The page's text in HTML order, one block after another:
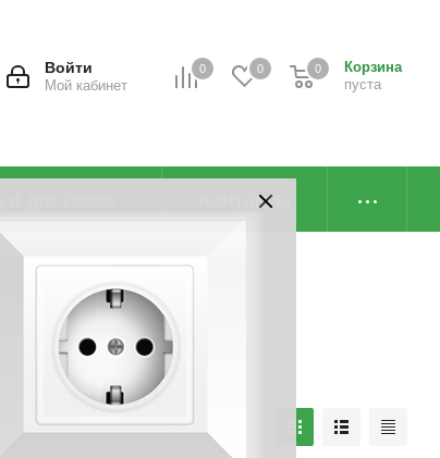
0 0
Корзина
пуста
0
Войти
Мой кабинет
Контакты